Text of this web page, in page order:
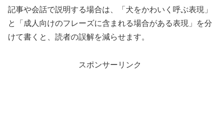
記事や会話で説明する場合は、「犬をかわいく呼ぶ表現」
と「成人向けのフレーズに含まれる場合がある表現」を分
けて書くと、読者の誤解を減らせます。
スポンサーリンク